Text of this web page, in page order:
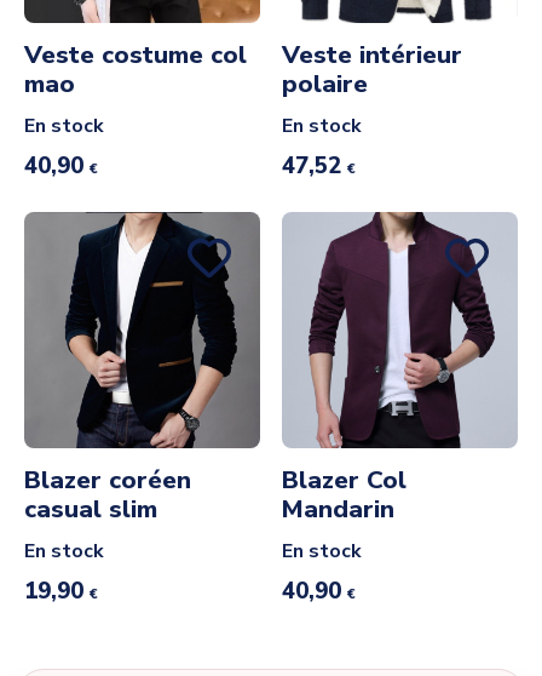
Veste costume col
mao
En stock
40,90 €
Veste intérieur
polaire
En stock
47,52 €
Blazer coréen
casual slim
En stock
19,90 €
Blazer Col
Mandarin
En stock
40,90 €